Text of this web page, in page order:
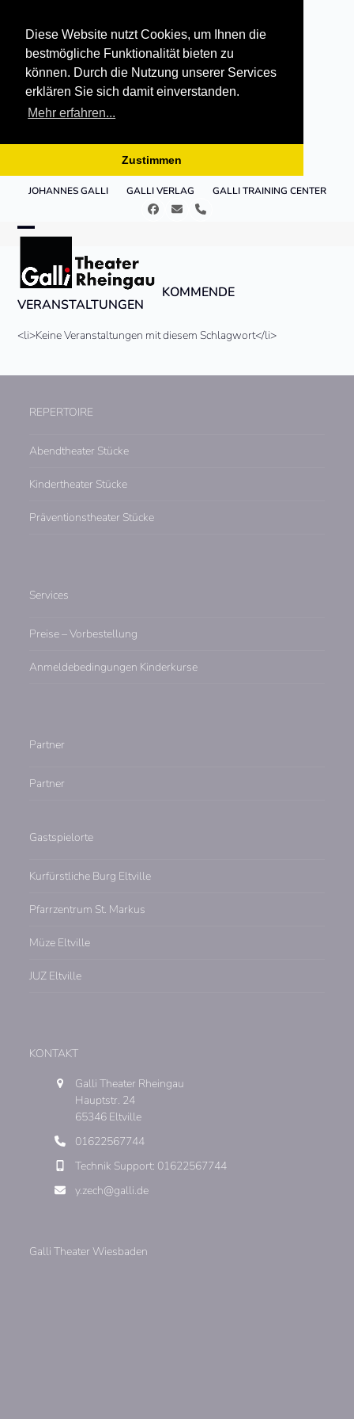
Diese Website nutzt Cookies, um Ihnen die
bestmögliche Funktionalität bieten zu
können. Durch die Nutzung unserer Services
erklären Sie sich damit einverstanden.
Mehr erfahren...
Zustimmen
JOHANNES GALLI GALLI VERLAG GALLI TRAINING CENTER
Facebook
E- Telefon
mobile
menu
mobile
menu
KOMMENDE
VERANSTALTUNGEN
<li>Keine Veranstaltungen mit diesem Schlagwort</li>
REPERTOIRE
Abendtheater Stücke
Kindertheater Stücke
Präventionstheater Stücke
Services
Preise – Vorbestellung
Anmeldebedingungen Kinderkurse
Partner
Partner
Gastspielorte
Kurfürstliche Burg Eltville
Pfarrzentrum St. Markus
Müze Eltville
JUZ Eltville
KONTAKT
Galli Theater Rheingau
Hauptstr. 24
65346 Eltville
01622567744
Technik Support: 01622567744
y.zech@galli.de
Galli Theater Wiesbaden